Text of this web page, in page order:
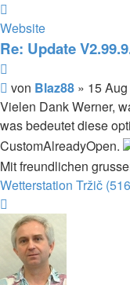
von
Blaz88
Website
Re: Update
Beitrag
von Blaz88 » 15
Vielen Dank Werner,
was bedeutet diese
CustomAlreadyOpen.
Mit freundlichen
Wetterstation Tržič
oben